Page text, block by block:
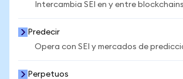
Intercambia SEI en y entre
Predecir
Opera con SEI y mercados de
Perpetuos